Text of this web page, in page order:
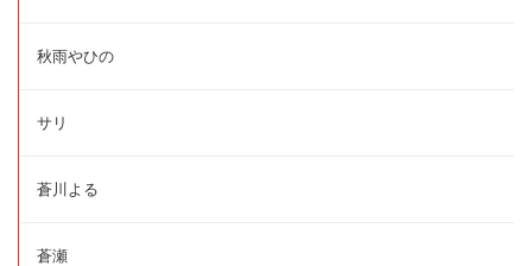
秋雨やひの
サリ
蒼川よる
蒼瀬